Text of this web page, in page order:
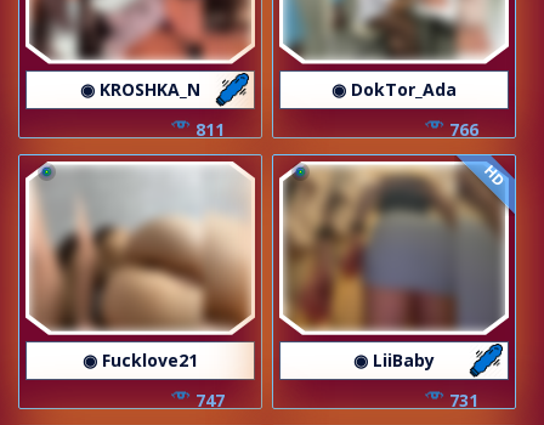
◉ KROSHKA_N
811
◉ DokTor_Ada
766
◉ Fucklove21
747
HD
◉ LiiBaby
731